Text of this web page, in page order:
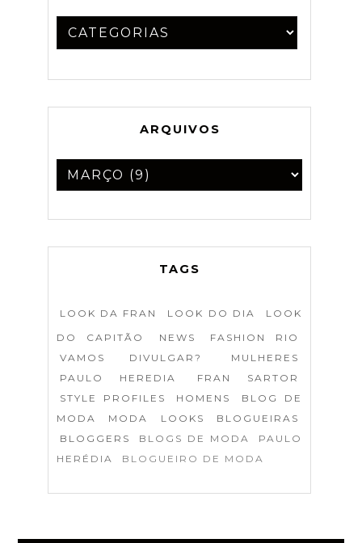
ARQUIVOS
TAGS
LOOK DA FRAN LOOK DO DIA
LOOK
DO CAPITÃO
NEWS
FASHION RIO
VAMOS DIVULGAR?
MULHERES
PAULO HEREDIA
FRAN SARTOR
STYLE PROFILES
HOMENS
BLOG DE
MODA
MODA LOOKS
BLOGUEIRAS
BLOGGERS
BLOGS DE MODA
PAULO
HERÉDIA
BLOGUEIRO DE MODA